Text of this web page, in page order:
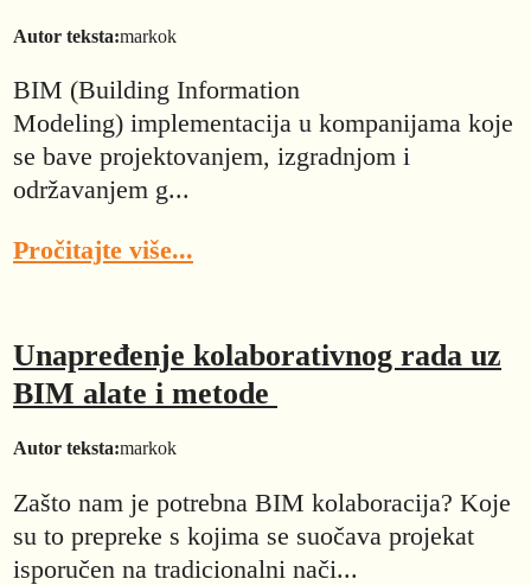
Autor teksta:markok
BIM (Building Information
Modeling) implementacija u kompanijama koje
se bave projektovanjem, izgradnjom i
održavanjem g...
Pročitajte više...
Unapređenje kolaborativnog rada uz
BIM alate i metode
Autor teksta:markok
Zašto nam je potrebna BIM kolaboracija? Koje
su to prepreke s kojima se suočava projekat
isporučen na tradicionalni nači...